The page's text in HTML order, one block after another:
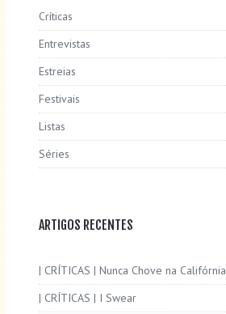
Críticas
Entrevistas
Estreias
Festivais
Listas
Séries
ARTIGOS RECENTES
| CRÍTICAS | Nunca Chove na Califórnia
| CRÍTICAS | I Swear